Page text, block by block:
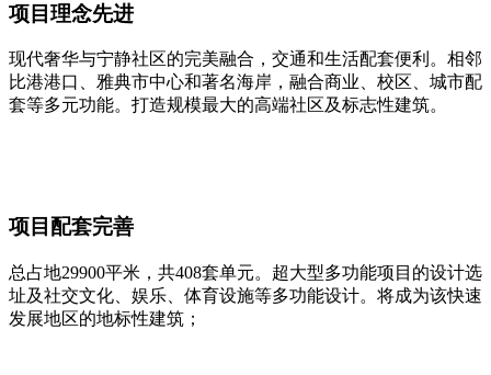
项目理念先进
现代奢华与宁静社区的完美融合，交通和生活配套便利。相邻
比港港口、雅典市中心和著名海岸，融合商业、校区、城市配
套等多元功能。打造规模最大的高端社区及标志性建筑。
项目配套完善
总占地29900平米，共408套单元。超大型多功能项目的设计选
址及社交文化、娱乐、体育设施等多功能设计。将成为该快速
发展地区的地标性建筑；